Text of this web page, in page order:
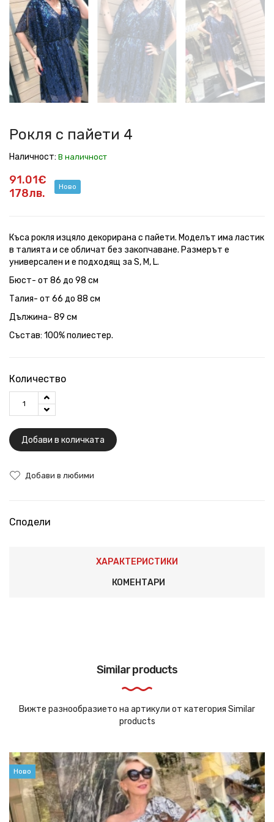
с
пайети
4
с
пайети
4
с
пайети
4
с
пайети
4
с
пайети
4
с
пайети
4
Рокля с пайети 4
Наличност: В наличност
91.01€
178лв.
Ново
Къса рокля изцяло декорирана с пайети. Моделът има ластик
в талията и се обличат без закопчаване. Размерът е
универсален и е подходящ за S, M, L.
Бюст- от 86 до 98 см
Талия- от 66 до 88 см
Дължина- 89 см
Състав: 100% полиестер.
Количество
Добави в количката
Добави в любими
Сподели
ХАРАКТЕРИСТИКИ
КОМЕНТАРИ
Similar products
Вижте разнообразието на артикули от категория Similar
products
Ново